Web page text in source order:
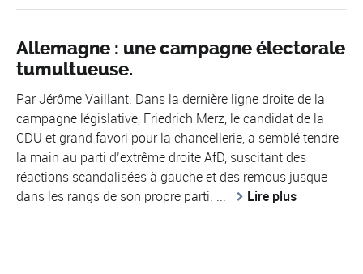
Allemagne : une campagne électorale
tumultueuse.
Par Jérôme Vaillant. Dans la dernière ligne droite de la
campagne législative, Friedrich Merz, le candidat de la
CDU et grand favori pour la chancellerie, a semblé tendre
la main au parti d’extrême droite AfD, suscitant des
réactions scandalisées à gauche et des remous jusque
dans les rangs de son propre parti. ...
Lire plus